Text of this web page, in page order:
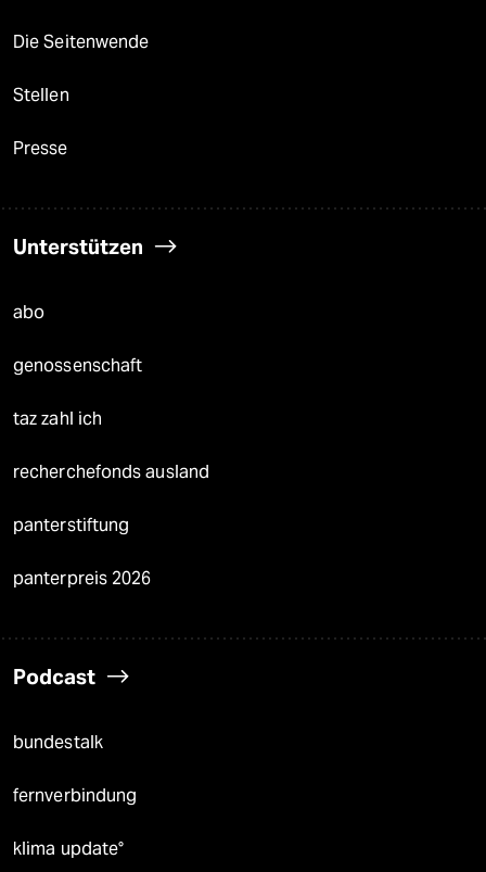
Die Seitenwende
Stellen
Presse
Unterstützen
abo
genossenschaft
taz zahl ich
recherchefonds ausland
panterstiftung
panterpreis 2026
Podcast
bundestalk
fernverbindung
klima update°